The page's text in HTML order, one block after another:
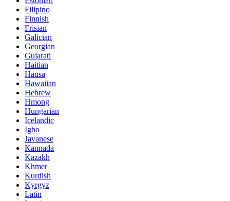
Filipino
Finnish
Frisian
Galician
Georgian
Gujarati
Haitian
Hausa
Hawaiian
Hebrew
Hmong
Hungarian
Icelandic
Igbo
Javanese
Kannada
Kazakh
Khmer
Kurdish
Kyrgyz
Latin